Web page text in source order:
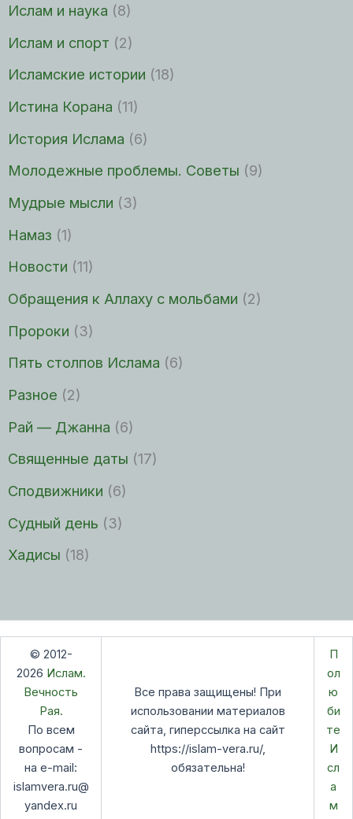
Ислам и наука (8)
Ислам и спорт (2)
Исламские истории (18)
Истина Корана (11)
История Ислама (6)
Молодежные проблемы. Советы (9)
Мудрые мысли (3)
Намаз (1)
Новости (11)
Обращения к Аллаху с мольбами (2)
Пророки (3)
Пять столпов Ислама (6)
Разное (2)
Рай — Джанна (6)
Священные даты (17)
Сподвижники (6)
Судный день (3)
Хадисы (18)
© 2012-
2026 Ислам.
Вечность
Рая.
По всем
вопросам -
на e-mail:
islamvera.ru@
yandex.ru
Все права защищены! При
использовании материалов
сайта, гиперссылка на сайт
https://islam-vera.ru/,
обязательна!
П
ол
ю
би
те
И
сл
а
м